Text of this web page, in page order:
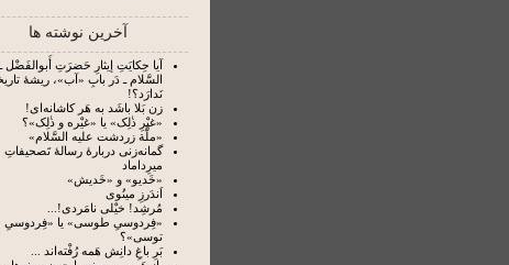
آخرین نوشته ها
آیا حِکایَتِ إیثارِ حَضرَتِ أَبوالفَضْل
السَّلام ـ دَر بابِ «آب»، ریشۀ
نَدارَد؟!
زن بَلا باشَد به هَر کاشانه‌ای!
«غیْرِ ذٰلِک» یا «غیْره و ذٰلِک»؟
«ملَّة زردشت علیه السَّلام»
گمانه‌زنی دربارۀ رسالۀ تَصحیفاتِ
میرِداماد
«خَدیو» و «خَدیش»
اَندَرزِ مینُوی
مُرشِد! خیْلی نامَردی!...
«فِردوسیِ طوسی» یا «فِردوسیِ
توسی»؟
بَرِ باغِ دانِش هَمه رُفْته‌‏اند ...